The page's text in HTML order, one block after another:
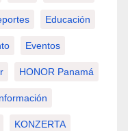
Educación
Eventos
HONOR Panamá
KONZERTA